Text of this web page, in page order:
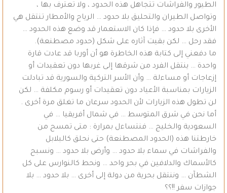
الطيور والفراشات تتجاهل هذه الحدود ، ولا تعترف بها ،
وتواصل الطيران والتحليق بلا حدود … الرياح والأمطار تنتقل هي
الأخرى بلا حدود … فإذا كان الاستعمار قد وضع هذه الحدود …
فقد رحل … لكن بقيت آثاره على شكل (حدود مصطنعة).
ما دفعني إلى كتابة هذه الخاطرة هو أن أوربا قد عادت قارة
واحدة … ينتقل الفرد من شرقها إلى غربها دون تعقيدات أو
إزعاجات أو مساءلة … وأن الأسر التركية والسورية قد تبادلت
الزيارات بمناسبة الأعياد دون تعقيدات أو رسوم مكلفة … لكن
لن تطول هذه الزيارات لأن الحدود سرعان ما تغلق مرة أخرى .
أما نحن في شرق المتوسط … في شمال أفريقيا … في
السعودية والخليج … فنتساءل بمرارة : متى تمسح من
خارطتنا هذه (الحدود المصطنعة) حتى نحلق كالبلابل
والفراشات في سماء بلا حدود … وأرض بلا حدود … ونسبح
كالأسماك والدلافين في بحر واحد … ونحط كالنوارس على كل
الشطآن … وننتقل بحرية من دولة إلى أخرى … بلا حدود … بلا
جوازات سفر !!؟؟